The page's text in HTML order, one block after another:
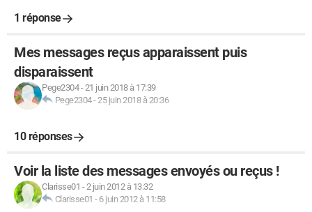
1 réponse
Mes messages reçus apparaissent puis
disparaissent
Pege2304-21 juin 2018 à 17:39
Pege2304-25 juin 2018 à 20:36
10 réponses
Voir la liste des messages envoyés ou reçus !
Clarisse01 -2 juin 2012 à 13:32
Clarisse01 - 6 juin 2012 à 11:58